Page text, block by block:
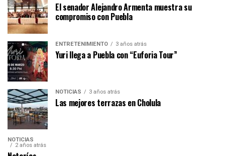
El senador Alejandro Armenta muestra su
compromiso con Puebla
ENTRETENIMIENTO 3 años atrás
Yuri llega a Puebla con “Euforia Tour”
NOTICIAS 3 años atrás
Las mejores terrazas en Cholula
NOTICIAS
2 años atrás